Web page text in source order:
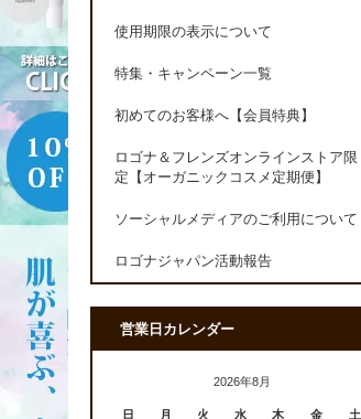
使用期限の表示について
特集・キャンペーン一覧
初めてのお客様へ【会員特典】
ロゴナ＆フレンズオンラインストア限
定【オーガニックコスメ定期便】
ソーシャルメディアのご利用について
ロゴナジャパン活動報告
営業日カレンダー
2026年8月
日 月 火 水 木 金 土